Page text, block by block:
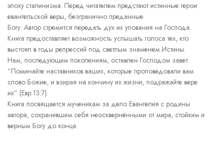
эпоху сталинизма. Перед читателем предстают истинные герои
евангельской веры, безгранично преданные
Богу. Автор стремится передать дух их упования на Господа.
Книга предоставляет возможность услышать голоса тех, кто
выстоял в годы репрессий под светлым знаменем Истины.
Нам, последующим поколениям, оставлен Господом завет:
“Поминайте наставников ваших, которые проповедовали вам
слово Божие, и взирая на кончину их жизни, подражайте вере
их” (Евр.13:7).
Книга посвящается мученикам за дело Евангелия с родины
автора, сохранившим себя неосквернёнными от мира, стойким и
верным Богу до конца.